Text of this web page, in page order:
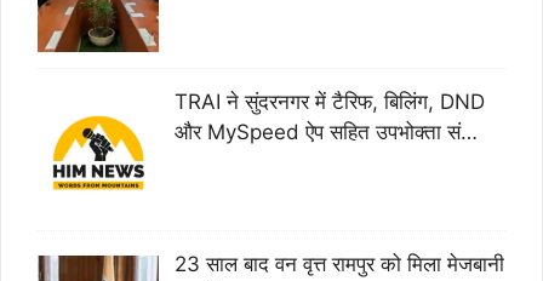
TRAI ने सुंदरनगर में टैरिफ, बिलिंग, DND
और MySpeed ऐप सहित उपभोक्ता सं…
23 साल बाद वन वृत्त रामपुर को मिला मेजबानी